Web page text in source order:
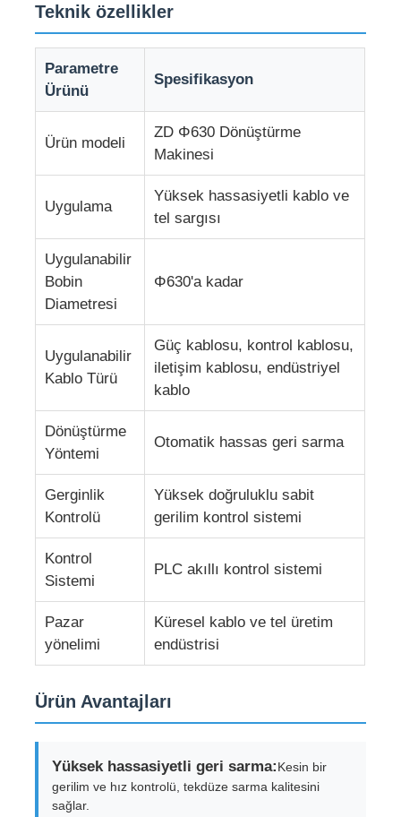
tel ekstrüzyon hattı
Çifte Dönüşlü Çaplama Makinesi
Zırhlı Makine
Paketleme Makinası
Tek Büküm Makinesi
kablaj makinesi
Çift Büküm Makinası
tel döşeme makinesi
sarma makinesi
çekme makinesi
Kablo Paketleme Makinesi
Kablo sarma makinesi
sıyırma ekstrüzyon makinesi
Teknik özellikler
Parametre
Ürünü
Spesifikasyon
Ürün modeli
ZD Φ630 Dönüştürme
Makinesi
Uygulama
Yüksek hassasiyetli kablo ve
tel sargısı
Uygulanabilir
Bobin
Diametresi
Φ630'a kadar
Uygulanabilir
Kablo Türü
Güç kablosu, kontrol kablosu,
iletişim kablosu, endüstriyel
kablo
Dönüştürme
Yöntemi
Otomatik hassas geri sarma
Gerginlik
Kontrolü
Yüksek doğruluklu sabit
gerilim kontrol sistemi
Kontrol
Sistemi
PLC akıllı kontrol sistemi
Pazar
yönelimi
Küresel kablo ve tel üretim
endüstrisi
Ürün Avantajları
Yüksek hassasiyetli geri sarma:Kesin bir
gerilim ve hız kontrolü, tekdüze sarma kalitesini
sağlar.